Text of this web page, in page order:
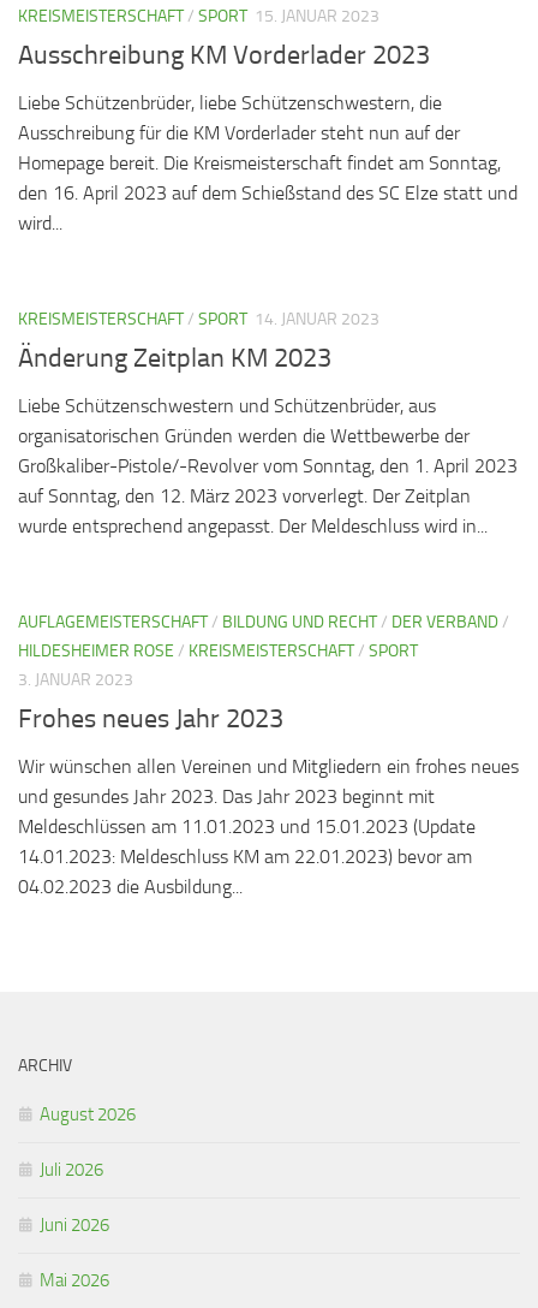
KREISMEISTERSCHAFT/ SPORT 15. JANUAR 2023
Ausschreibung KM Vorderlader 2023
Liebe Schützenbrüder, liebe Schützenschwestern, die
Ausschreibung für die KM Vorderlader steht nun auf der
Homepage bereit. Die Kreismeisterschaft findet am Sonntag,
den 16. April 2023 auf dem Schießstand des SC Elze statt und
wird...
KREISMEISTERSCHAFT/ SPORT 14. JANUAR 2023
Änderung Zeitplan KM 2023
Liebe Schützenschwestern und Schützenbrüder, aus
organisatorischen Gründen werden die Wettbewerbe der
Großkaliber-Pistole/-Revolver vom Sonntag, den 1. April 2023
auf Sonntag, den 12. März 2023 vorverlegt. Der Zeitplan
wurde entsprechend angepasst. Der Meldeschluss wird in...
AUFLAGEMEISTERSCHAFT/ BILDUNG UND RECHT/ DER VERBAND/
HILDESHEIMER ROSE / KREISMEISTERSCHAFT/ SPORT
3. JANUAR 2023
Frohes neues Jahr 2023
Wir wünschen allen Vereinen und Mitgliedern ein frohes neues
und gesundes Jahr 2023. Das Jahr 2023 beginnt mit
Meldeschlüssen am 11.01.2023 und 15.01.2023 (Update
14.01.2023: Meldeschluss KM am 22.01.2023) bevor am
04.02.2023 die Ausbildung...
ARCHIV
August 2026
Juli 2026
Juni 2026
Mai 2026